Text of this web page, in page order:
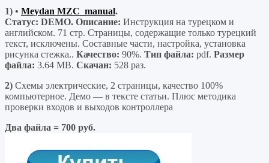
1) • Meydan MZC_manual.
Статус: DEMO. Описание: Инструкция на турецком и
английском. 71 стр. Страницы, содержащие только турецкий
текст, исключены. Составные части, настройка, установка
рисунка стежка.. Качество: 90%. Тип файла: pdf. Размер
файла: 3.64 MB. Скачан: 528 раз.
2) Схемы электрические, 2 страницы, качество 100%
компьютерное. Демо — в тексте статьи. Плюс методика
проверки входов и выходов контроллера
Два файла = 700 руб.